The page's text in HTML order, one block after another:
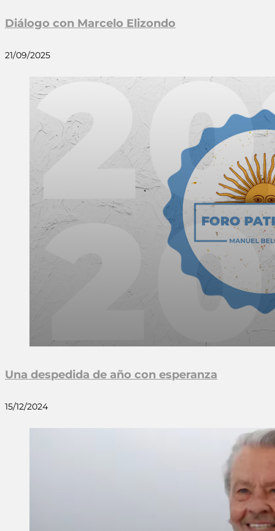
Diálogo con Marcelo Elizondo
21/09/2025
Una despedida de año con esperanza
15/12/2024